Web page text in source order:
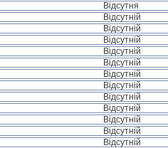
Відсутня
Відсутній
Відсутній
Відсутній
Відсутній
Відсутній
Відсутній
Відсутній
Відсутній
Відсутній
Відсутній
Відсутній
Відсутній